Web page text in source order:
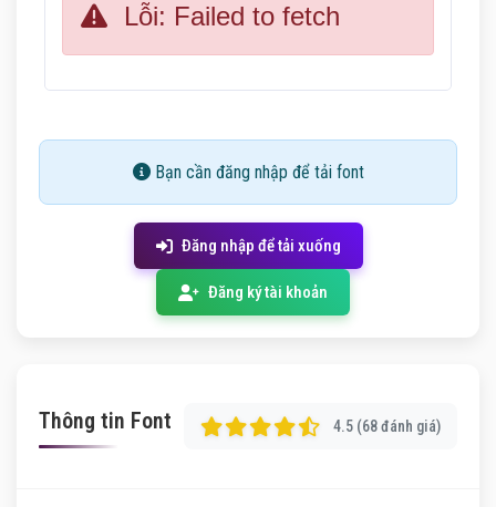
Lỗi: Failed to fetch
Bạn cần đăng nhập để tải font
Đăng nhập để tải xuống
Đăng ký tài khoản
Thông tin Font 4.5 (68 đánh giá)